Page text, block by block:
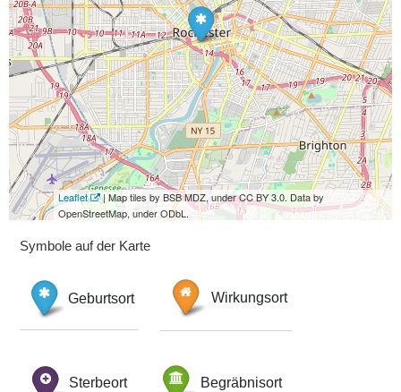
Leaflet
| Map tiles by BSB MDZ, under CC BY 3.0. Data by
OpenStreetMap, under ODbL.
Symbole auf der Karte
Geburtsort Wirkungsort
Sterbeort Begräbnisort